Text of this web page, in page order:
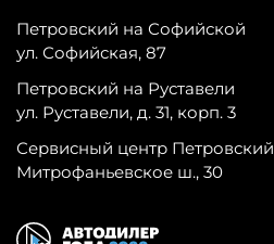
Петровский на Софийской
ул. Софийская, 87
Петровский на Руставели
ул. Руставели, д. 31, корп. 3
Сервисный центр Петровский
Митрофаньевское ш., 30